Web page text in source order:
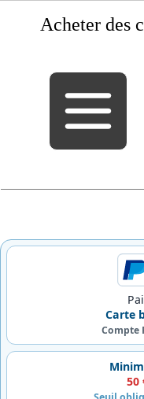
Acheter des
Carte
Compte
50